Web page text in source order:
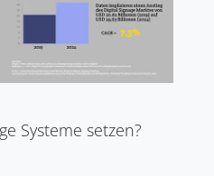
Systeme setzen?